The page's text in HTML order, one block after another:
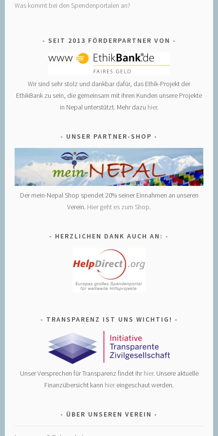
Was kommt bei den Spendenportalen an?
SEIT 2013 FÖRDERPARTNER VON
Wir sind sehr stolz und dankbar dafür, das Ethik-Projekt der
EthikBank zu sein, die gemeinsam mit ihren Kunden unsere Projekte
in Nepal unterstützt. Mehr dazu hier.
UNSER PARTNER-SHOP
Der mein-Nepal Shop spendet 20% seiner Einnahmen an unseren
Verein. Hier geht es zum Shop.
HERZLICHEN DANK AUCH AN:
TRANSPARENZ IST UNS WICHTIG!
Unser Versprechen für Transparenz findet Ihrhier. Unsere aktuelle
Finanzübersicht kann hiereingeschaut werden.
ÜBER UNSEREN VEREIN